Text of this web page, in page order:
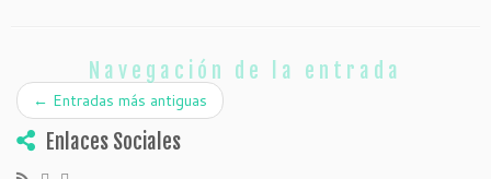
Navegación de la entrada
← Entradas más antiguas
Enlaces Sociales